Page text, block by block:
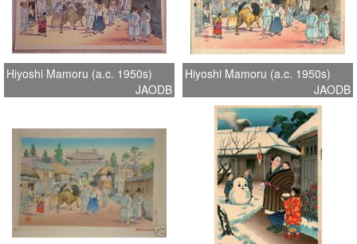
Hiyoshi Mamoru (a.c. 1950s)
JAODB
Hiyoshi Mamoru (a.c. 1950s)
JAODB